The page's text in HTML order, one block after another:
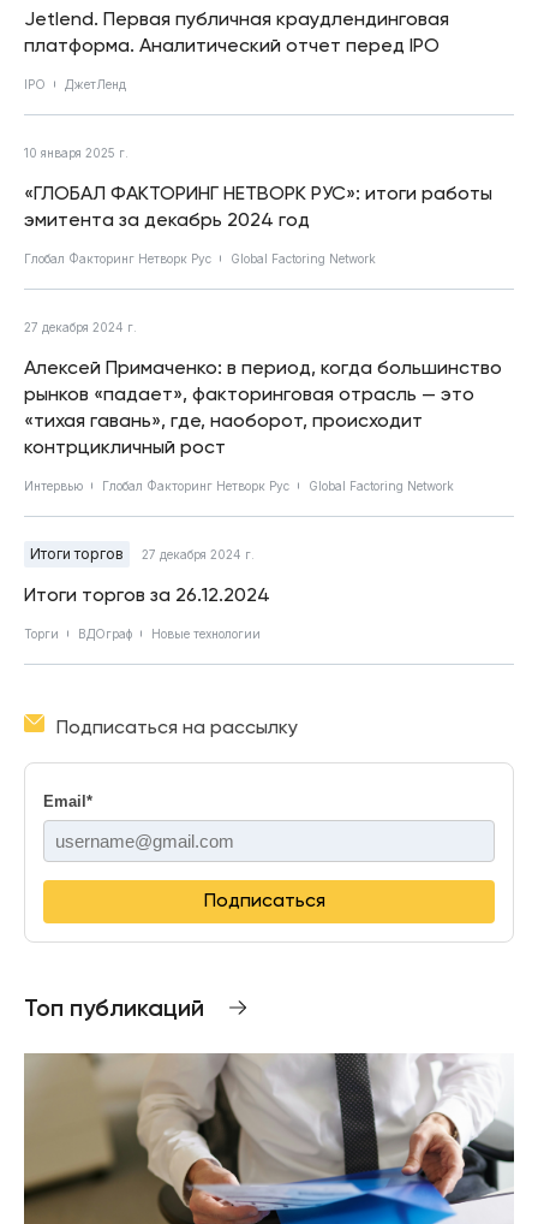
Jetlend. Первая публичная краудлендинговая
платформа. Аналитический отчет перед IPO
IPO ДжетЛенд
10 января 2025 г.
«ГЛОБАЛ ФАКТОРИНГ НЕТВОРК РУС»: итоги работы
эмитента за декабрь 2024 год
Глобал Факторинг Нетворк Рус Global Factoring Network
27 декабря 2024 г.
Алексей Примаченко: в период, когда большинство
рынков «падает», факторинговая отрасль — это
«тихая гавань», где, наоборот, происходит
контрцикличный рост
Интервью Глобал Факторинг Нетворк Рус Global Factoring Network
Итоги торгов 27 декабря 2024 г.
Итоги торгов за 26.12.2024
Торги ВДОграф Новые технологии
Подписаться на рассылку
Email *
Подписаться
Топ публикаций